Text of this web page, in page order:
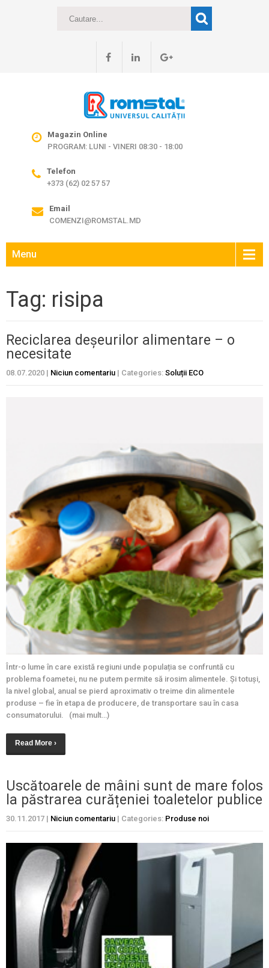
Magazin Online
PROGRAM: LUNI - VINERI 08:30 - 18:00
Telefon
+373 (62) 02 57 57
Email
COMENZI@ROMSTAL.MD
Menu
Tag: risipa
Reciclarea deșeurilor alimentare – o
necesitate
08.07.2020 | Niciun comentariu | Categories: Soluții ECO
Într-o lume în care există regiuni unde populația se confruntă cu
problema foametei, nu ne putem permite să irosim alimentele. Și totuși,
la nivel global, anual se pierd aproximativ o treime din alimentele
produse – fie în etapa de producere, de transportare sau în casa
consumatorului. (mai mult…)
Read More ›
Uscătoarele de mâini sunt de mare folos
la păstrarea curățeniei toaletelor publice
30.11.2017 | Niciun comentariu | Categories: Produse noi